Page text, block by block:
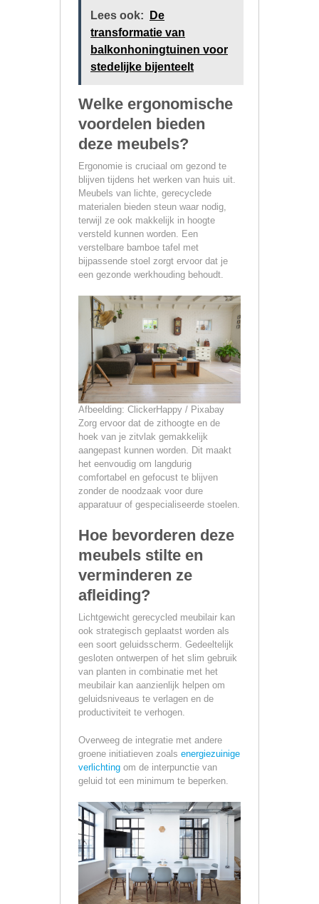
Lees ook:
De
transformatie van
balkonhoningtuinen voor
stedelijke bijenteelt
Welke ergonomische
voordelen bieden
deze meubels?
Ergonomie is cruciaal om gezond te
blijven tijdens het werken van huis uit.
Meubels van lichte, gerecyclede
materialen bieden steun waar nodig,
terwijl ze ook makkelijk in hoogte
versteld kunnen worden. Een
verstelbare bamboe tafel met
bijpassende stoel zorgt ervoor dat je
een gezonde werkhouding behoudt.
Afbeelding: ClickerHappy / Pixabay
Zorg ervoor dat de zithoogte en de
hoek van je zitvlak gemakkelijk
aangepast kunnen worden. Dit maakt
het eenvoudig om langdurig
comfortabel en gefocust te blijven
zonder de noodzaak voor dure
apparatuur of gespecialiseerde stoelen.
Hoe bevorderen deze
meubels stilte en
verminderen ze
afleiding?
Lichtgewicht gerecycled meubilair kan
ook strategisch geplaatst worden als
een soort geluidsscherm. Gedeeltelijk
gesloten ontwerpen of het slim gebruik
van planten in combinatie met het
meubilair kan aanzienlijk helpen om
geluidsniveaus te verlagen en de
productiviteit te verhogen.
Overweeg de integratie met andere
groene initiatieven zoals energiezuinige
verlichting om de interpunctie van
geluid tot een minimum te beperken.